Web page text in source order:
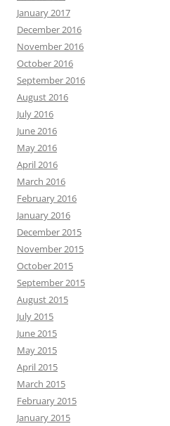
January 2017
December 2016
November 2016
October 2016
September 2016
August 2016
July 2016
June 2016
May 2016
April 2016
March 2016
February 2016
January 2016
December 2015
November 2015
October 2015
September 2015
August 2015
July 2015
June 2015
May 2015
April 2015
March 2015
February 2015
January 2015